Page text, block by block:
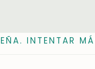
INTENTAR